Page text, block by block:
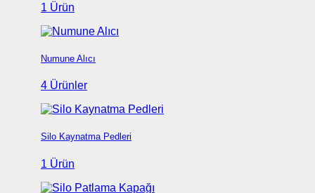
1 Ürün
Numune Alıcı
4 Ürünler
Silo Kaynatma Pedleri
1 Ürün